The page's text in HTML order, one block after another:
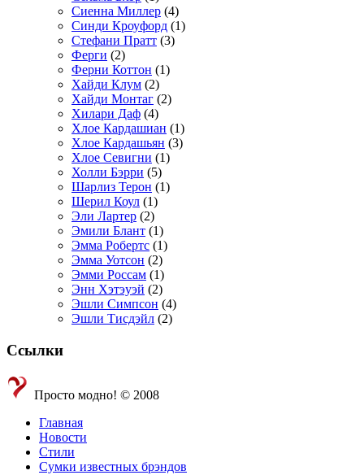
Сиенна Миллер (4)
Синди Кроуфорд (1)
Стефани Пратт (3)
Ферги (2)
Ферни Коттон (1)
Хайди Клум (2)
Хайди Монтаг (2)
Хилари Даф (4)
Хлое Кардашиан (1)
Хлое Кардашьян (3)
Хлое Севигни (1)
Холли Бэрри (5)
Шарлиз Терон (1)
Шерил Коул (1)
Эли Лартер (2)
Эмили Блант (1)
Эмма Робертс (1)
Эмма Уотсон (2)
Эмми Россам (1)
Энн Хэтэуэй (2)
Эшли Симпсон (4)
Эшли Тисдэйл (2)
Ссылки
Просто модно! © 2008
Главная
Новости
Стили
Сумки известных брэндов